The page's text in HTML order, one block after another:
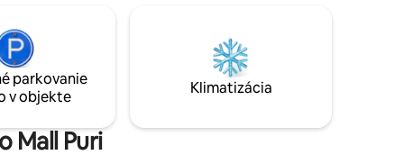
kurt,
a
malú skupinu, obchodníka, cestovateľa
Predstavte si, že sa pri pobyte v Jakarte
zobudíte s výhľadom na Monas!
parkovanie
v objekte
Klimatizácia
Mall Puri